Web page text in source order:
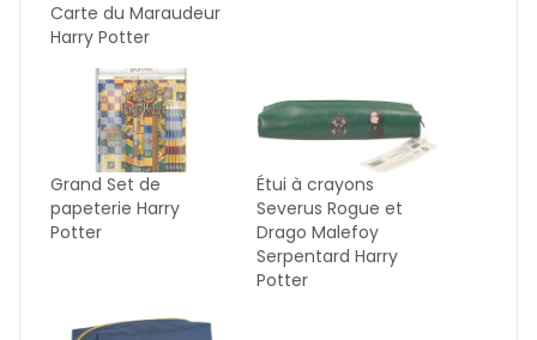
Carte du Maraudeur
Harry Potter
Grand Set de
papeterie Harry
Potter
Étui à crayons
Severus Rogue et
Drago Malefoy
Serpentard Harry
Potter